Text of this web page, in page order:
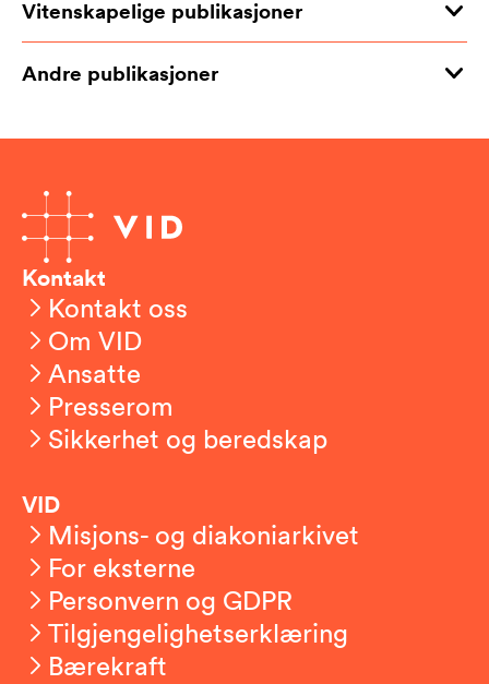
Vitenskapelige publikasjoner
Andre publikasjoner
Kontakt
Kontakt oss
Om VID
Ansatte
Presserom
Sikkerhet og beredskap
VID
Misjons- og diakoniarkivet
For eksterne
Personvern og GDPR
Tilgjengelighetserklæring
Bærekraft